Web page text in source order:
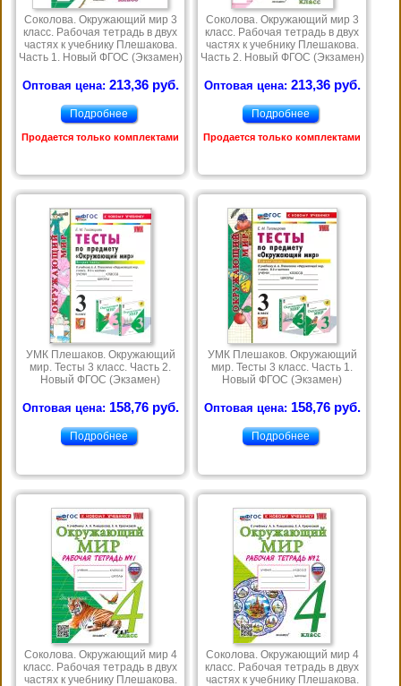
Соколова. Окружающий мир 3
класс. Рабочая тетрадь в двух
частях к учебнику Плешакова.
Часть 1. Новый ФГОС (Экзамен)
Оптовая цена: 213,36 руб.
Подробнее
Продается только комплектами
Соколова. Окружающий мир 3
класс. Рабочая тетрадь в двух
частях к учебнику Плешакова.
Часть 2. Новый ФГОС (Экзамен)
Оптовая цена: 213,36 руб.
Подробнее
Продается только комплектами
УМК Плешаков. Окружающий
мир. Тесты 3 класс. Часть 2.
Новый ФГОС (Экзамен)
Оптовая цена: 158,76 руб.
Подробнее
УМК Плешаков. Окружающий
мир. Тесты 3 класс. Часть 1.
Новый ФГОС (Экзамен)
Оптовая цена: 158,76 руб.
Подробнее
Соколова. Окружающий мир 4
класс. Рабочая тетрадь в двух
частях к учебнику Плешакова.
Соколова. Окружающий мир 4
класс. Рабочая тетрадь в двух
частях к учебнику Плешакова.